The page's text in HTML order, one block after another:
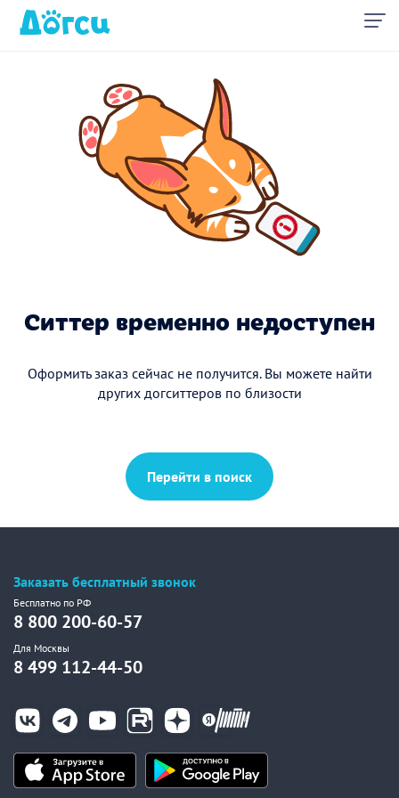
Ситтер временно недоступен
Оформить заказ сейчас не получится. Вы можете найти
других догситтеров по близости
Перейти в поиск
Заказать бесплатный звонок
Бесплатно по РФ
8 800 200-60-57
Для Москвы
8 499 112-44-50